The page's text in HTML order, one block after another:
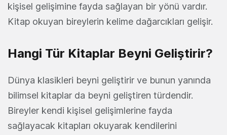
kişisel gelişimine fayda sağlayan bir yönü vardır.
Kitap okuyan bireylerin kelime dağarcıkları gelişir.
Hangi Tür Kitaplar Beyni Geliştirir?
Dünya klasikleri beyni geliştirir ve bunun yanında
bilimsel kitaplar da beyni geliştiren türdendir.
Bireyler kendi kişisel gelişimlerine fayda
sağlayacak kitapları okuyarak kendilerini